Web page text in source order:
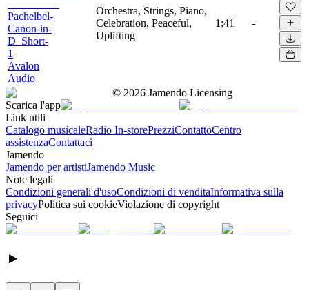
Pachelbel-
Canon-in-
D_Short-
1
Avalon
Audio
Orchestra, Strings, Piano,
Celebration, Peaceful,
Uplifting
1:41 -
© 2026 Jamendo Licensing
Scarica l'app
Link utili
Catalogo musicaleRadio In-storePrezziContattoCentro
assistenzaContattaci
Jamendo
Jamendo per artistiJamendo Music
Note legali
Condizioni generali d'usoCondizioni di venditaInformativa sulla
privacyPolitica sui cookieViolazione di copyright
Seguici